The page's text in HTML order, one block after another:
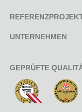
UNTERNEHMEN
GEPRÜFTE